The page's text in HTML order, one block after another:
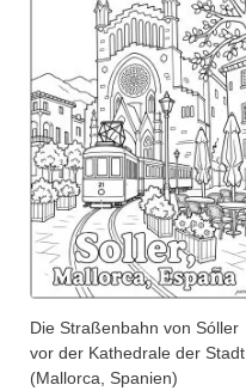
Die Straßenbahn von Sóller
vor der Kathedrale der Stadt
(Mallorca, Spanien)